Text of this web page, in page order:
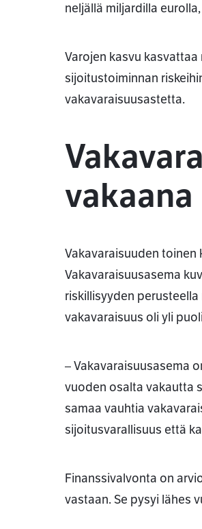
neljällä miljardilla
Varojen kasvu
sijoitustoiminnan
vakavaraisuusastetta.
vakaana
Vakavaraisuuden toinen
Vakavaraisuusasema
riskillisyyden
vakavaraisuus oli yli
– Vakavaraisuusasema
vuoden osalta vakautta
samaa vauhtia
sijoitusvarallisuus että
Finanssivalvonta on
vastaan. Se pysyi lähes